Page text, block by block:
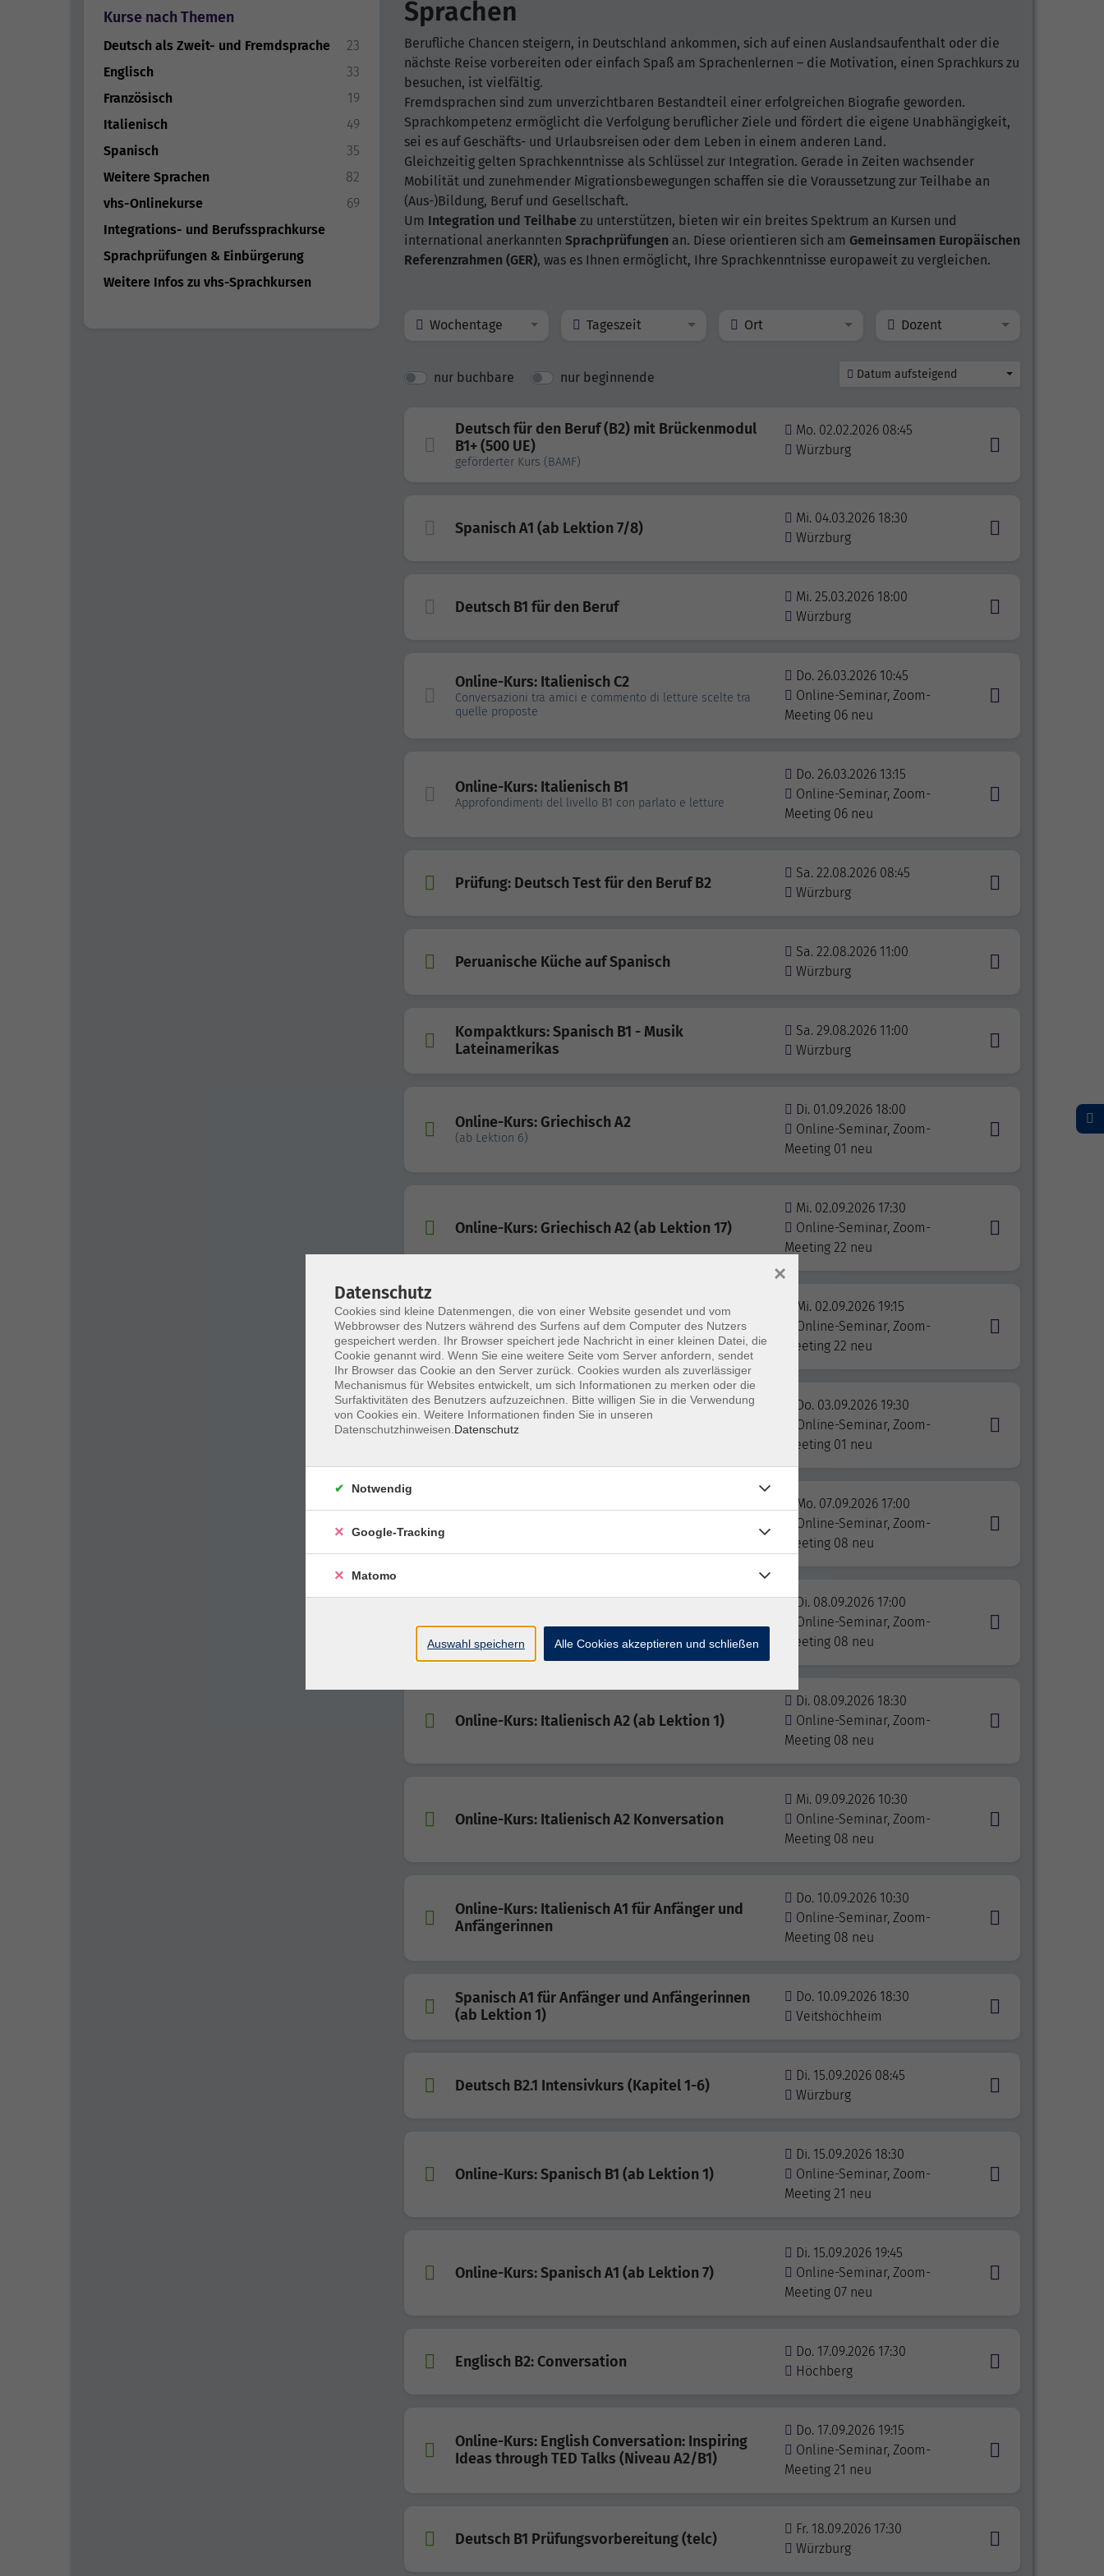
Kurse nach Themen
Deutsch als Zweit- und Fremdsprache
23
Englisch
33
Französisch
19
Italienisch
49
Spanisch
35
Weitere Sprachen
82
vhs-Onlinekurse
69
Integrations- und Berufssprachkurse
Sprachprüfungen & Einbürgerung
Weitere Infos zu vhs-Sprachkursen
Sprachen
Berufliche Chancen steigern, in Deutschland ankommen, sich auf einen Auslandsaufenthalt oder die
nächste Reise vorbereiten oder einfach Spaß am Sprachenlernen – die Motivation, einen Sprachkurs zu
besuchen, ist vielfältig.
Fremdsprachen sind zum unverzichtbaren Bestandteil einer erfolgreichen Biografie geworden.
Sprachkompetenz ermöglicht die Verfolgung beruflicher Ziele und fördert die eigene Unabhängigkeit,
sei es auf Geschäfts- und Urlaubsreisen oder dem Leben in einem anderen Land.
Gleichzeitig gelten Sprachkenntnisse als Schlüssel zur Integration. Gerade in Zeiten wachsender
Mobilität und zunehmender Migrationsbewegungen schaffen sie die Voraussetzung zur Teilhabe an
(Aus-)Bildung, Beruf und Gesellschaft.
Um Integration und Teilhabe zu unterstützen, bieten wir ein breites Spektrum an Kursen und
international anerkannten Sprachprüfungen an. Diese orientieren sich am Gemeinsamen Europäischen
Referenzrahmen (GER), was es Ihnen ermöglicht, Ihre Sprachkenntnisse europaweit zu vergleichen.
Wochentage Tageszeit Ort Dozent
nur buchbare nur beginnende Datum aufsteigend
Deutsch für den Beruf (B2) mit Brückenmodul
B1+ (500 UE)
geförderter Kurs (BAMF)
Mo. 02.02.2026 08:45
Würzburg
Spanisch A1 (ab Lektion 7/8)
Mi. 04.03.2026 18:30
Würzburg
Deutsch B1 für den Beruf
Mi. 25.03.2026 18:00
Würzburg
Online-Kurs: Italienisch C2
Conversazioni tra amici e commento di letture scelte tra
quelle proposte
Do. 26.03.2026 10:45
Online-Seminar, Zoom-
Meeting 06 neu
Online-Kurs: Italienisch B1
Approfondimenti del livello B1 con parlato e letture
Do. 26.03.2026 13:15
Online-Seminar, Zoom-
Meeting 06 neu
Prüfung: Deutsch Test für den Beruf B2
Sa. 22.08.2026 08:45
Würzburg
Peruanische Küche auf Spanisch
Sa. 22.08.2026 11:00
Würzburg
Kompaktkurs: Spanisch B1 - Musik
Lateinamerikas
Sa. 29.08.2026 11:00
Würzburg
Online-Kurs: Griechisch A2
(ab Lektion 6)
Di. 01.09.2026 18:00
Online-Seminar, Zoom-
Meeting 01 neu
Online-Kurs: Griechisch A2 (ab Lektion 17)
Mi. 02.09.2026 17:30
Online-Seminar, Zoom-
Meeting 22 neu
Online-Kurs: Griechisch B2 (ab Lektion 2)
Mi. 02.09.2026 19:15
Online-Seminar, Zoom-
Meeting 22 neu
Online-Kurs: Griechisch A1 (ab Lektion 9)
Do. 03.09.2026 19:30
Online-Seminar, Zoom-
Meeting 01 neu
Mo. 07.09.2026 17:00
Online-Seminar, Zoom-
Meeting 08 neu
Anfängerinnen
Di. 08.09.2026 17:00
Online-Seminar, Zoom-
Meeting 08 neu
Online-Kurs: Italienisch A2 (ab Lektion 1)
Di. 08.09.2026 18:30
Online-Seminar, Zoom-
Meeting 08 neu
Online-Kurs: Italienisch A2 Konversation
Mi. 09.09.2026 10:30
Online-Seminar, Zoom-
Meeting 08 neu
Online-Kurs: Italienisch A1 für Anfänger und
Anfängerinnen
Do. 10.09.2026 10:30
Online-Seminar, Zoom-
Meeting 08 neu
Spanisch A1 für Anfänger und Anfängerinnen
(ab Lektion 1)
Do. 10.09.2026 18:30
Veitshöchheim
Deutsch B2.1 Intensivkurs (Kapitel 1-6)
Di. 15.09.2026 08:45
Würzburg
Online-Kurs: Spanisch B1 (ab Lektion 1)
Di. 15.09.2026 18:30
Online-Seminar, Zoom-
Meeting 21 neu
Online-Kurs: Spanisch A1 (ab Lektion 7)
Di. 15.09.2026 19:45
Online-Seminar, Zoom-
Meeting 07 neu
Englisch B2: Conversation
Do. 17.09.2026 17:30
Höchberg
Online-Kurs: English Conversation: Inspiring
Ideas through TED Talks (Niveau A2/B1)
Do. 17.09.2026 19:15
Online-Seminar, Zoom-
Meeting 21 neu
Deutsch B1 Prüfungsvorbereitung (telc)
Fr. 18.09.2026 17:30
Würzburg
Datenschutz
Cookies sind kleine Datenmengen, die von einer Website gesendet und vom
Webbrowser des Nutzers während des Surfens auf dem Computer des Nutzers
gespeichert werden. Ihr Browser speichert jede Nachricht in einer kleinen Datei, die
Cookie genannt wird. Wenn Sie eine weitere Seite vom Server anfordern, sendet
Ihr Browser das Cookie an den Server zurück. Cookies wurden als zuverlässiger
Mechanismus für Websites entwickelt, um sich Informationen zu merken oder die
Surfaktivitäten des Benutzers aufzuzeichnen. Bitte willigen Sie in die Verwendung
von Cookies ein. Weitere Informationen finden Sie in unseren
Datenschutzhinweisen. Datenschutz
×
Notwendig
Google-Tracking
Matomo
Auswahl speichern Alle Cookies akzeptieren und schließen